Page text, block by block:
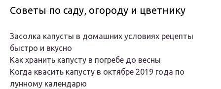
Советы по саду, огороду и цветнику
Засолка капусты в домашних условиях рецепты
быстро и вкусно
Как хранить капусту в погребе до весны
Когда квасить капусту в октябре 2019 года по
лунному календарю